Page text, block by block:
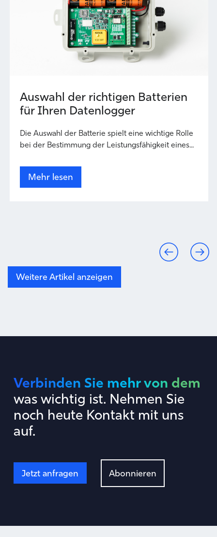
Auswahl der richtigen Batterien
für Ihren Datenlogger
Die Auswahl der Batterie spielt eine wichtige Rolle
bei der Bestimmung der Leistungsfähigkeit eines...
Mehr lesen
Weitere Artikel anzeigen
Verbinden Sie mehr von dem
was wichtig ist. Nehmen Sie
noch heute Kontakt mit uns
auf.
Jetzt anfragen Abonnieren